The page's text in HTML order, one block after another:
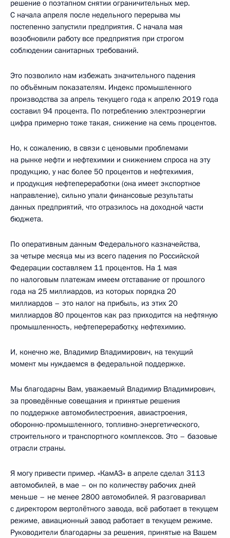
решение о поэтапном снятии ограничительных мер.
С начала апреля после недельного перерыва мы
постепенно запустили предприятия. С начала мая
возобновили работу все предприятия при строгом
соблюдении санитарных требований.
Это позволило нам избежать значительного падения
по объёмным показателям. Индекс промышленного
производства за апрель текущего года к апрелю 2019 года
составил 94 процента. По потреблению электроэнергии
цифра примерно тоже такая, снижение на семь процентов.
Но, к сожалению, в связи с ценовыми проблемами
на рынке нефти и нефтехимии и снижением спроса на эту
продукцию, у нас более 50 процентов и нефтехимия,
и продукция нефтепереработки (она имеет экспортное
направление), сильно упали финансовые результаты
данных предприятий, что отразилось на доходной части
бюджета.
По оперативным данным Федерального казначейства,
за четыре месяца мы из всего падения по Российской
Федерации составляем 11 процентов. На 1 мая
по налоговым платежам имеем отставание от прошлого
года на 25 миллиардов, из которых порядка 20
миллиардов – это налог на прибыль, из этих 20
миллиардов 80 процентов как раз приходится на нефтяную
промышленность, нефтепереработку, нефтехимию.
И, конечно же, Владимир Владимирович, на текущий
момент мы нуждаемся в федеральной поддержке.
Мы благодарны Вам, уважаемый Владимир Владимирович,
за проведённые совещания и принятые решения
по поддержке автомобилестроения, авиастроения,
оборонно-промышленного, топливно-энергетического,
строительного и транспортного комплексов. Это – базовые
отрасли страны.
Я могу привести пример. «КамАЗ» в апреле сделал 3113
автомобилей, в мае – он по количеству рабочих дней
меньше – не менее 2800 автомобилей. Я разговаривал
с директором вертолётного завода, всё работает в текущем
режиме, авиационный завод работает в текущем режиме.
Руководители благодарны за решения, принятые на Вашем